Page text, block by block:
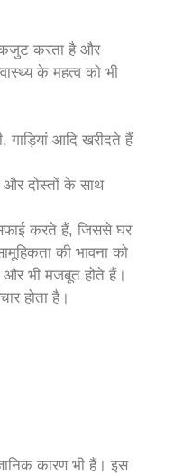
करता है और
के महत्व को भी
गाड़ियां आदि खरीदते हैं
और दोस्तों के साथ
करते हैं, जिससे घर
की भावना को
भी मजबूत होते हैं।
होता है।
कारण भी हैं। इस